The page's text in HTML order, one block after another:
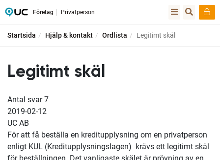
Företag Privatperson
Startsida Hjälp & kontakt Ordlista Legitimt skäl
Legitimt skäl
Antal svar7
2019-02-12
UC AB
För att få beställa en kreditupplysning om en privatperson
enligt KUL (Kreditupplysningslagen) krävs ett legitimt skäl